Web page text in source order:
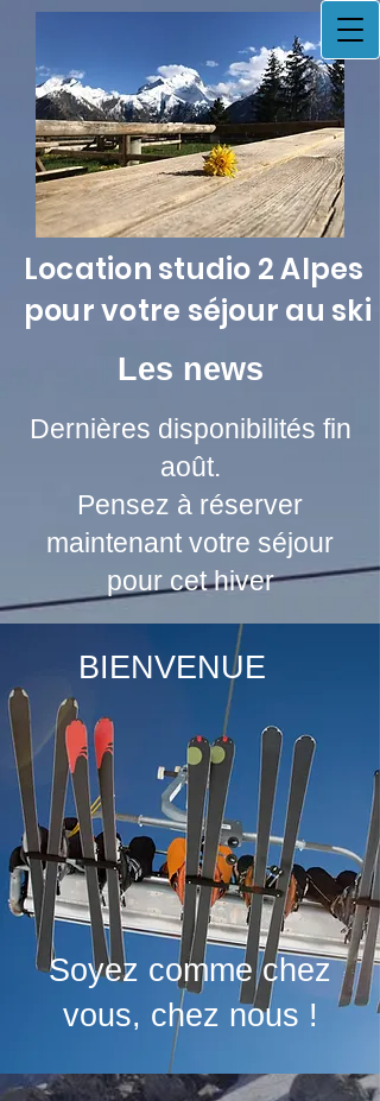
Location studio 2 Alpes
pour votre séjour au ski
Les news
Dernières disponibilités fin
août.
Pensez à réserver
maintenant votre séjour
pour cet hiver
BIENVENUE
Soyez comme chez
vous, ch​ez nous !